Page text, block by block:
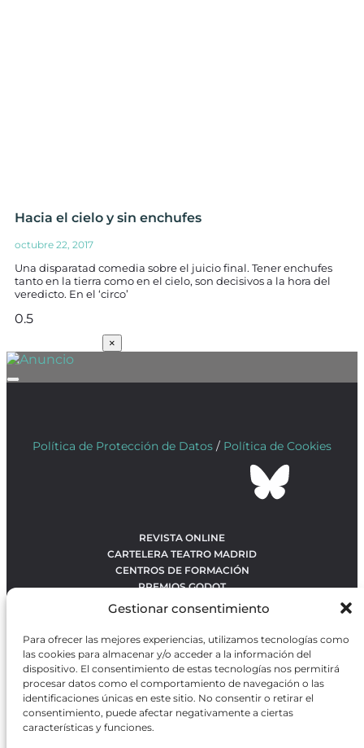
Gestionar consentimiento
Para ofrecer las mejores experiencias, utilizamos tecnologías como
las cookies para almacenar y/o acceder a la información del
dispositivo. El consentimiento de estas tecnologías nos permitirá
procesar datos como el comportamiento de navegación o las
identificaciones únicas en este sitio. No consentir o retirar el
consentimiento, puede afectar negativamente a ciertas
características y funciones.
Hacia el cielo y sin enchufes
octubre 22, 2017
Una disparatad comedia sobre el juicio final. Tener enchufes
tanto en la tierra como en el cielo, son decisivos a la hora del
veredicto. En el ‘circo’
×
Política de Protección de Datos / Política de Cookies
REVISTA ONLINE
CARTELERA TEATRO MADRID
CENTROS DE FORMACIÓN
PREMIOS GODOT
CONTACTO
OBRAS MÁS VOTADAS
RANKING MEJORES OBRAS
BÚSQUEDA AVANZADA DE OBRAS